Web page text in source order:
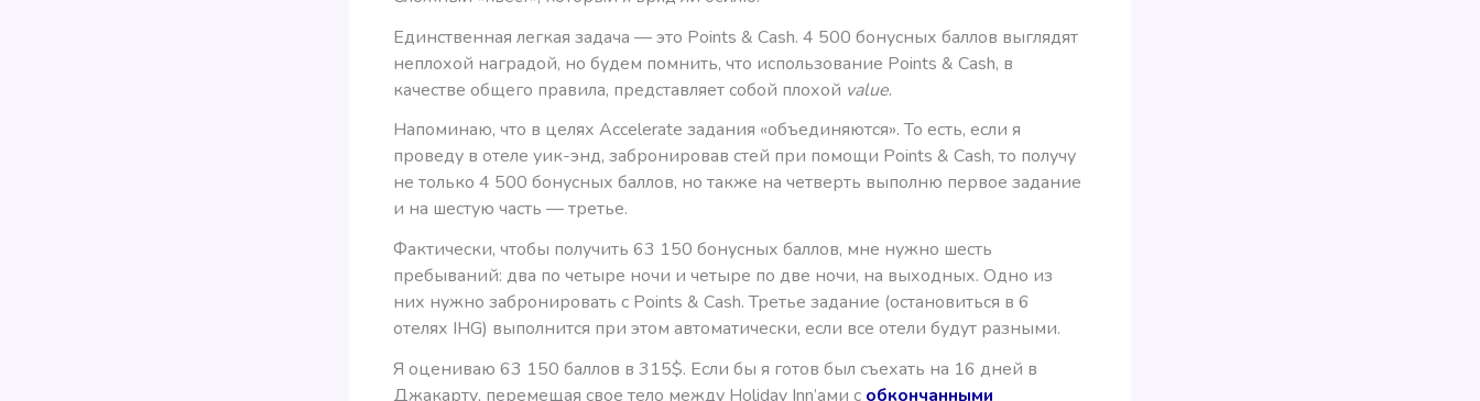
Единственная легкая задача — это Points & Cash. 4 500 бонусных баллов выглядят
неплохой наградой, но будем помнить, что использование Points & Cash, в
качестве общего правила, представляет собой плохой value.
Напоминаю, что в целях Accelerate задания «объединяются». То есть, если я
проведу в отеле уик-энд, забронировав стей при помощи Points & Cash, то получу
не только 4 500 бонусных баллов, но также на четверть выполню первое задание
и на шестую часть — третье.
Фактически, чтобы получить 63 150 бонусных баллов, мне нужно шесть
пребываний: два по четыре ночи и четыре по две ночи, на выходных. Одно из
них нужно забронировать с Points & Cash. Третье задание (остановиться в 6
отелях IHG) выполнится при этом автоматически, если все отели будут разными.
Я оцениваю 63 150 баллов в 315$. Если бы я готов был съехать на 16 дней в
Джакарту, перемещая свое тело между Holiday Inn’ами с обкончанными